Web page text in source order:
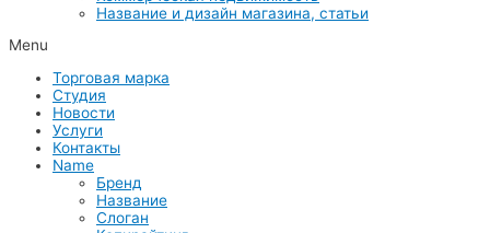
Название и дизайн магазина, статьи
Menu
Торговая марка
Студия
Новости
Услуги
Контакты
Name
Бренд
Название
Слоган